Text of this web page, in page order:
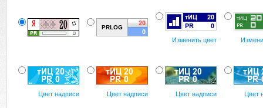
Изменить цвет
Цвет надписи Цвет надписи Цвет надписи Цвет